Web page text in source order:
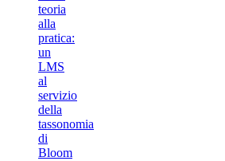
teoria
alla
pratica:
un
LMS
al
servizio
della
tassonomia
di
Bloom